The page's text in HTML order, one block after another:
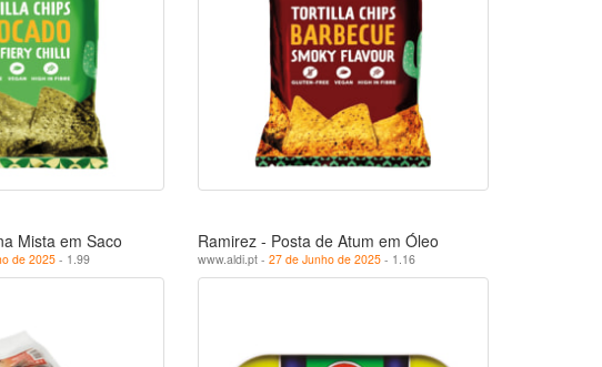
Mista em Saco
de 2025- 1.99
Ramirez - Posta de Atum em Óleo
www.aldi.pt - 27 de Junho de 2025- 1.16